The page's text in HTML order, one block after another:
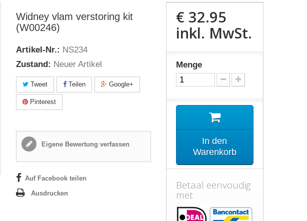
Widney vlam verstoring kit
(W00246)
Artikel-Nr.: NS234
Zustand: Neuer Artikel
Tweet Teilen Google+
Pinterest
Eigene Bewertung verfassen
Auf Facebook teilen
Ausdrucken
€ 32.95
inkl. MwSt.
Menge
In den
Warenkorb
Betaal eenvoudig
met